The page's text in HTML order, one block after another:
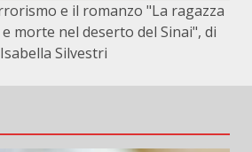
e il romanzo "La ragazza
morte nel deserto del Sinai", di
Isabella Silvestri